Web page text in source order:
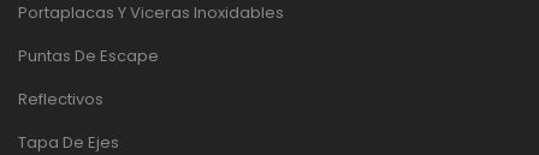
Portaplacas Y Viceras Inoxidables
Puntas De Escape
Reflectivos
Tapa De Ejes